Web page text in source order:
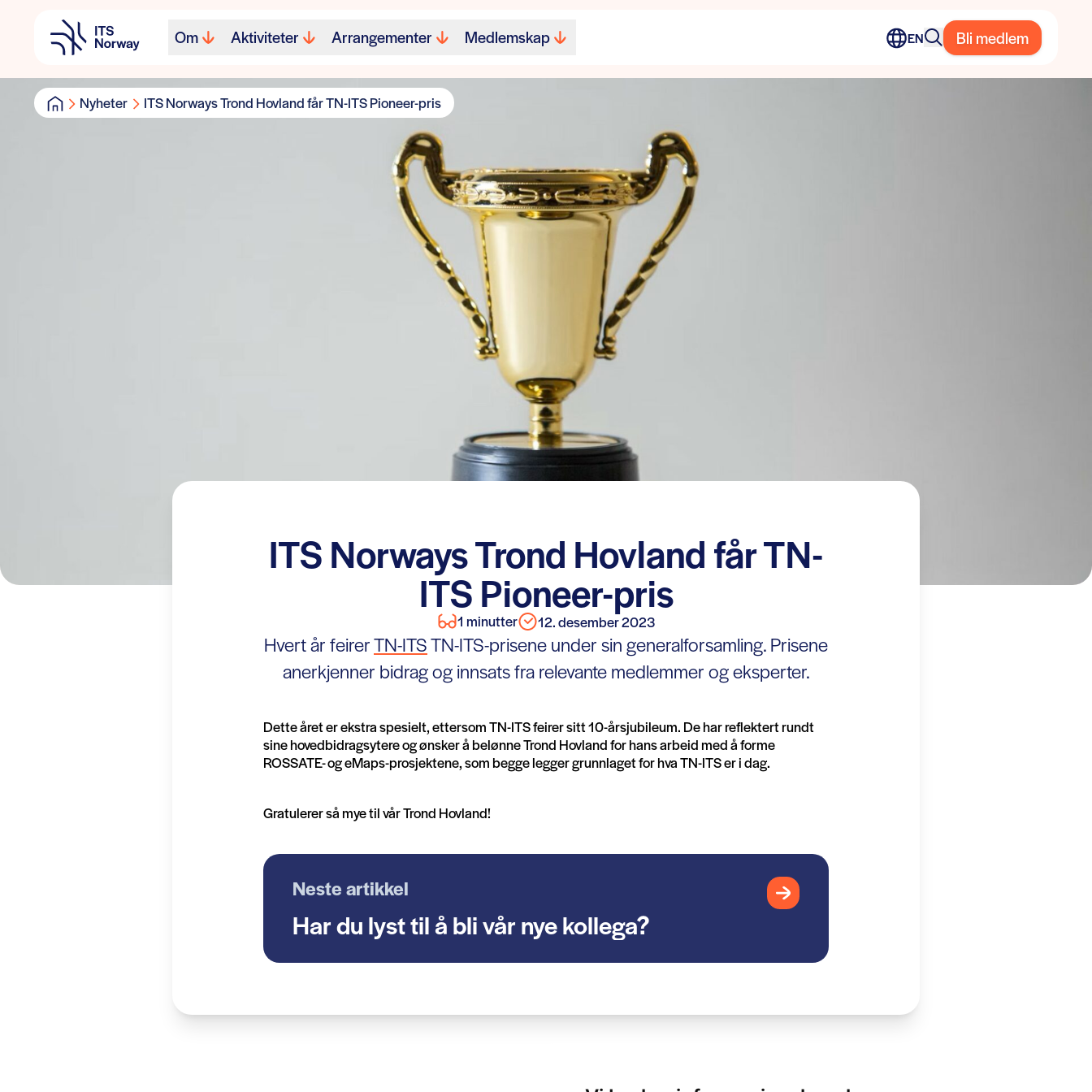
Om Aktiviteter Arrangementer Medlemskap EN Bli medlem
Nyheter ITS Norways Trond Hovland får TN-ITS Pioneer-pris
ITS Norways Trond Hovland får TN-
ITS Pioneer-pris
1 minutter 12. desember 2023
Hvert år feirerTN-ITSTN-ITS-prisene under sin generalforsamling. Prisene
anerkjenner bidrag og innsats fra relevante medlemmer og eksperter.
Dette året er ekstra spesielt, ettersom TN-ITS feirer sitt 10-årsjubileum. De har reflektert rundt
sine hovedbidragsytere og ønsker å belønne Trond Hovland for hans arbeid med å forme
ROSSATE- og eMaps-prosjektene, som begge legger grunnlaget for hva TN-ITS er i dag.
Gratulerer så mye til vår Trond Hovland!
Neste artikkel
Har du lyst til å bli vår nye kollega?